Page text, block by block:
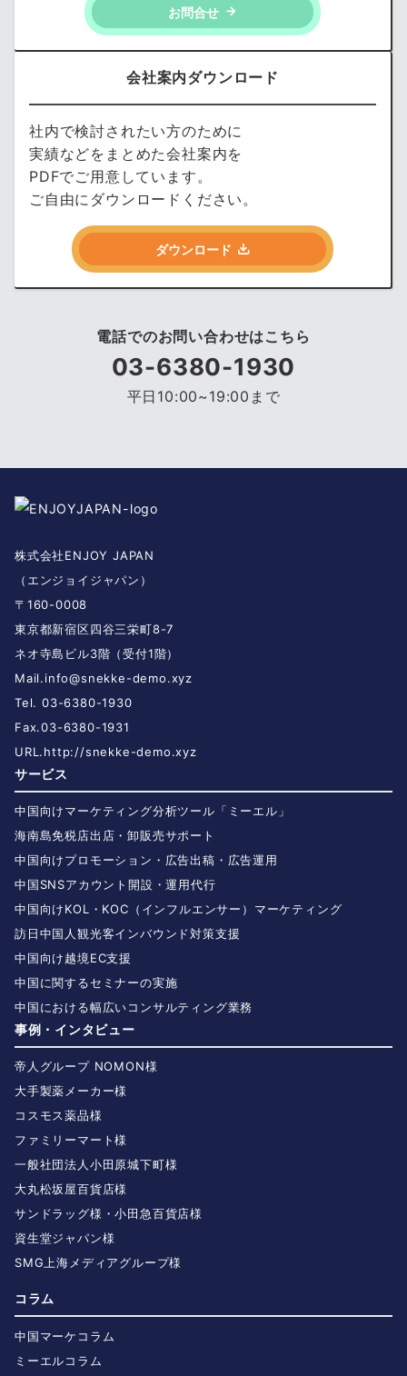
お問合せ
会社案内ダウンロード
社内で検討されたい方のために
実績などをまとめた会社案内を
PDFでご用意しています。
ご自由にダウンロードください。
ダウンロード
電話でのお問い合わせはこちら
03-6380-1930
平日10:00~19:00まで
株式会社ENJOY JAPAN
（エンジョイジャパン）
〒160-0008
東京都新宿区四谷三栄町8-7
ネオ寺島ビル3階（受付1階）
Mail.info@snekke-demo.xyz
Tel. 03-6380-1930
Fax.03-6380-1931
URL.http://snekke-demo.xyz
サービス
中国向けマーケティング分析ツール「ミーエル」
海南島免税店出店・卸販売サポート
中国向けプロモーション・広告出稿・広告運用
中国SNSアカウント開設・運用代行
中国向けKOL・KOC（インフルエンサー）マーケティング
訪日中国人観光客インバウンド対策支援
中国向け越境EC支援
中国に関するセミナーの実施
中国における幅広いコンサルティング業務
事例・インタビュー
帝人グループ NOMON様
大手製薬メーカー様
コスモス薬品様
ファミリーマート様
一般社団法人小田原城下町様
大丸松坂屋百貨店様
サンドラッグ様・小田急百貨店様
資生堂ジャパン様
SMG上海メディアグループ様
コラム
中国マーケコラム
ミーエルコラム